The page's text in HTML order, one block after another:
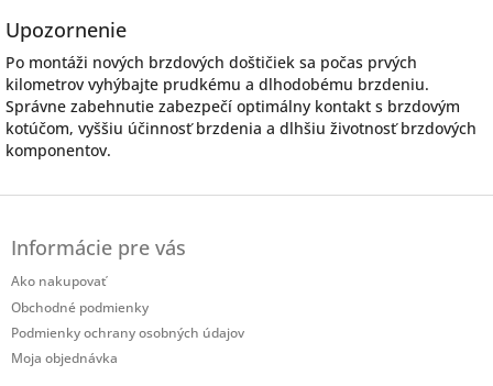
Upozornenie
Po montáži nových brzdových doštičiek sa počas prvých
kilometrov vyhýbajte prudkému a dlhodobému brzdeniu.
Správne zabehnutie zabezpečí optimálny kontakt s brzdovým
kotúčom, vyššiu účinnosť brzdenia a dlhšiu životnosť brzdových
komponentov.
Informácie pre vás
Ako nakupovať
Obchodné podmienky
Podmienky ochrany osobných údajov
Moja objednávka